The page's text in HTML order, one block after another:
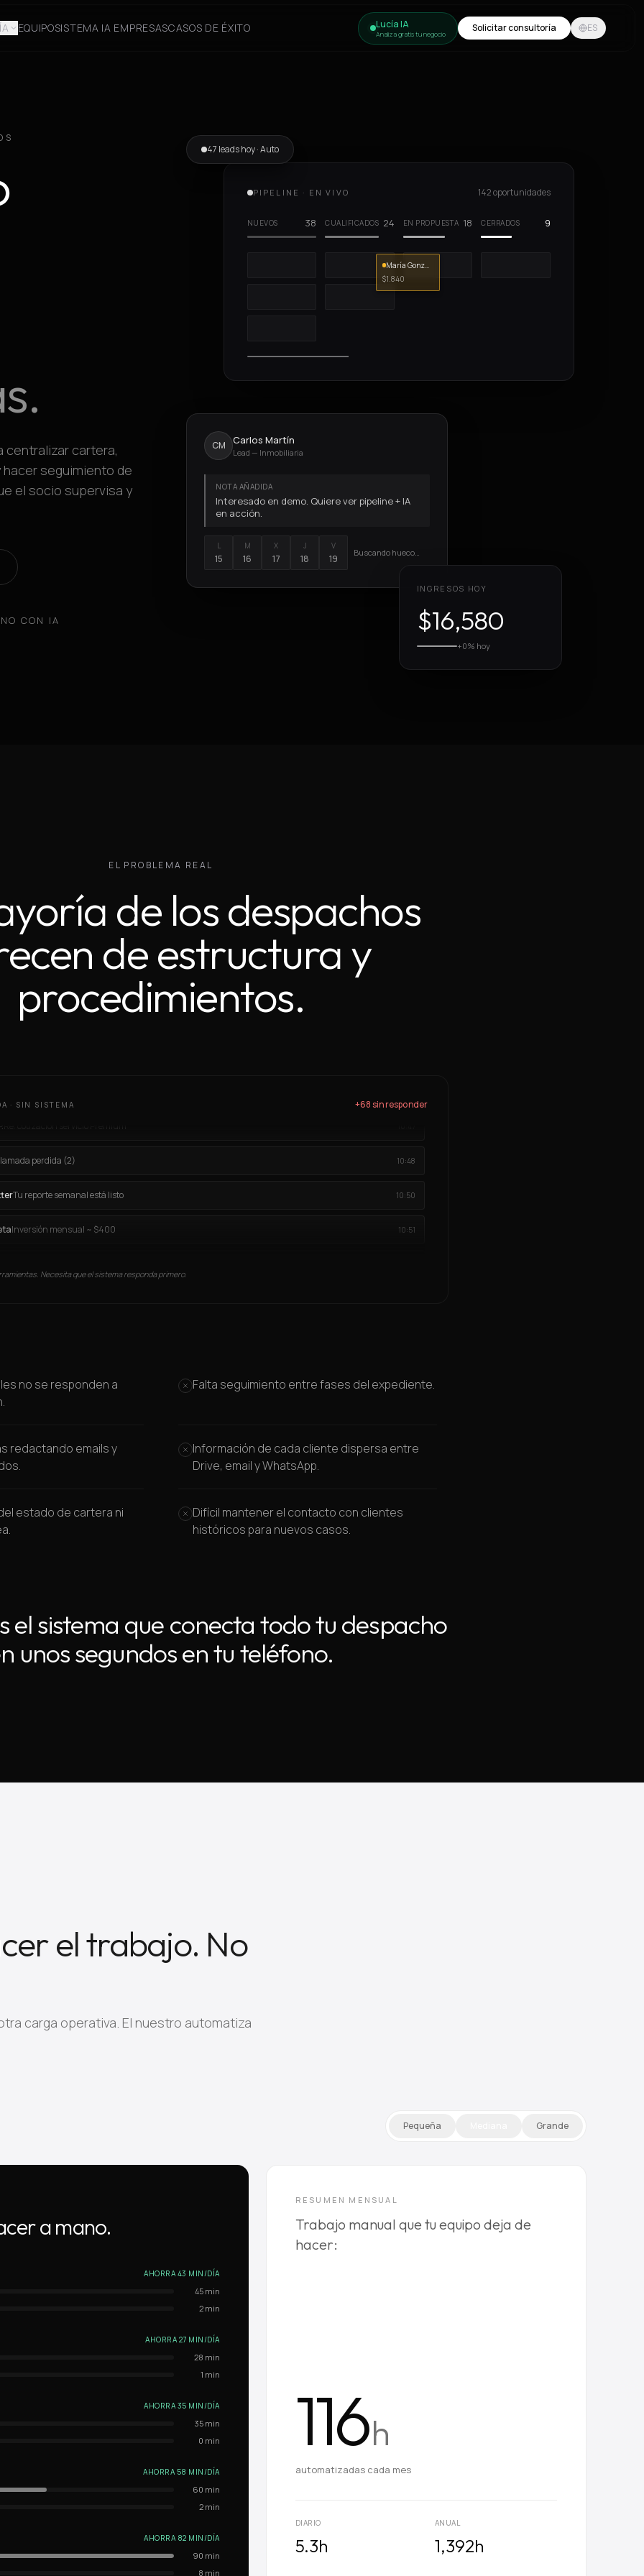
EQUIPOSISTEMA IA EMPRESASCASOS DE ÉXITO Lucía IA
Analiza gratis tu negocio Solicitar consultoría ES
centralizar cartera,
seguimiento de
el socio supervisa y
CON IA
PIPELINE · EN VIVO 142oportunidades
NUEVOS 38 CUALIFICADOS 24 EN PROPUESTA 18 CERRADOS 9
CM Carlos Martín
Lead — Inmobiliaria
NOTA AÑADIDA
Interesado en demo. Quiere ver pipeline + IA
en acción.
L
15
M
16
X
17
J
18
V
19 Buscando hueco…
INGRESOS HOY
$16,580
+0% hoy
47 leads hoy · Auto
EL PROBLEMA REAL
de los despachos
de estructura y
procedimientos.
· SIN SISTEMA +84 sin responder
¿Tienen disponibilidad hoy?
perdida (2)
Tu reporte semanal está listo 10:50
Inversión mensual ~ $400 10:51
Falta cargar 14 leads del lunes 10:53
Tu reporte semanal está listo 10:50
Necesita que el sistema responda primero.
no se responden a
Falta seguimiento entre fases del expediente.
redactando emails y
Información de cada cliente dispersa entre
Drive, email y WhatsApp.
estado de cartera ni
Difícil mantener el contacto con clientes
históricos para nuevos casos.
el sistema que conecta todo tu despacho
unos segundos en tu teléfono.
el trabajo. No
carga operativa. El nuestro automatiza
Pequeña Grande
a mano.
AHORRA 43 MIN/DÍA
45min
2min
AHORRA 27 MIN/DÍA
28 min
1 min
AHORRA 35 MIN/DÍA
35min
0 min
AHORRA 58 MIN/DÍA
60 min
2min
AHORRA 82 MIN/DÍA
90 min
8 min
RESUMEN MENSUAL
Trabajo manual que tu equipo deja de
hacer:
116h
automatizadas cada mes
DIARIO
5.3h
ANUAL
1,392h